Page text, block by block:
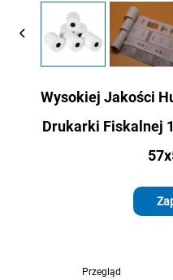
Wysokiej Jakości
Drukarki Fiskalnej
Przegląd